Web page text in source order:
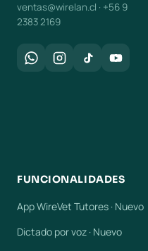
ventas@wirelan.cl · +56 9
2383 2169
FUNCIONALIDADES
App WireVet Tutores · Nuevo
Dictado por voz · Nuevo